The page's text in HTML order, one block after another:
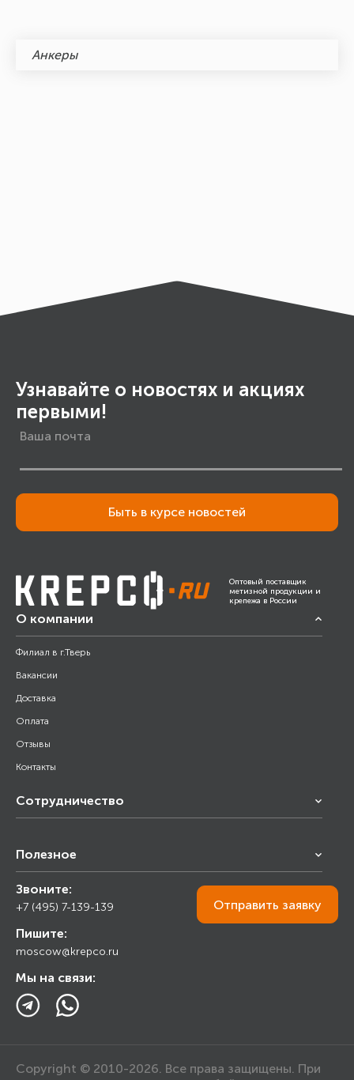
Анкеры
Узнавайте о новостях и акциях
первыми!
Быть в курсе новостей
Оптовый поставщик
метизной продукции и
крепежа в России
О компании
Филиал в г.Тверь
Вакансии
Доставка
Оплата
Отзывы
Контакты
Сотрудничество
Снабжение строительства
Торговым организациям
Полезное
Калькулятор
Прайс лист
Ответы на вопросы
Блог
Звоните:
+7 (495) 7-139-139
Пишите:
moscow@krepco.ru
Мы на связи:
Отправить заявку
Copyright © 2010-2026. Все права защищены. При